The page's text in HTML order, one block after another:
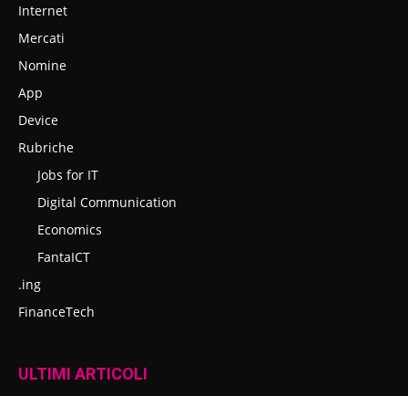
Internet
Mercati
Nomine
App
Device
Rubriche
Jobs for IT
Digital Communication
Economics
FantaICT
.ing
FinanceTech
ULTIMI ARTICOLI